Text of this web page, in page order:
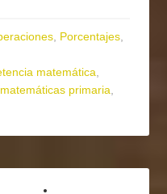
, Porcentajes,
matemática,
matemáticas primaria,